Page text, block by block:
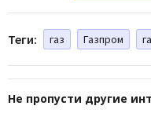
Теги: газ Газпром
Не пропусти другие